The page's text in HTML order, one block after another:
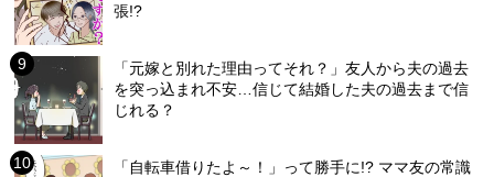
張!?
「元嫁と別れた理由ってそれ？」友人から夫の過去
を突っ込まれ不安…信じて結婚した夫の過去まで信
じれる？
「自転車借りたよ～！」って勝手に!? ママ友の常識